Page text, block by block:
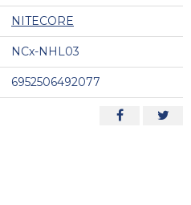
NITECORE
NCx-NHL03
6952506492077